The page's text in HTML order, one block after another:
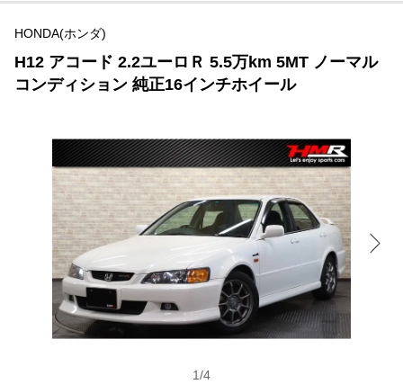
HONDA(ホンダ)
H12 アコード 2.2ユーロＲ 5.5万km 5MT ノーマル
コンディション 純正16インチホイール
1/4